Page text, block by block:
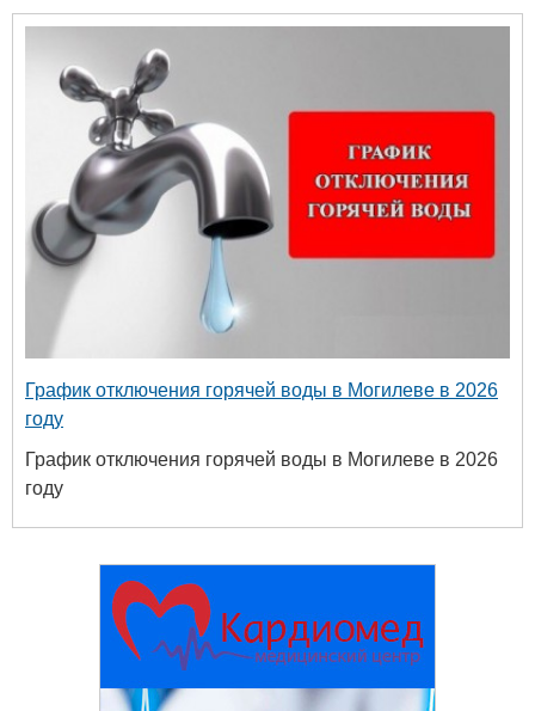
График отключения горячей воды в Могилеве в 2026
году
График отключения горячей воды в Могилеве в 2026
году